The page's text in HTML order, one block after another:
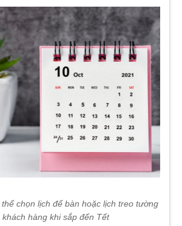
chọn lịch để bàn hoặc lịch treo tường
khách hàng khi sắp đến Tết